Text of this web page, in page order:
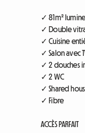
✓ 81m²
✓ Double
✓ Cuisine
✓ Salon avec
✓ 2 douches
✓ 2 WC
✓ Shared
✓ Fibre
ACCÈS PARFAIT